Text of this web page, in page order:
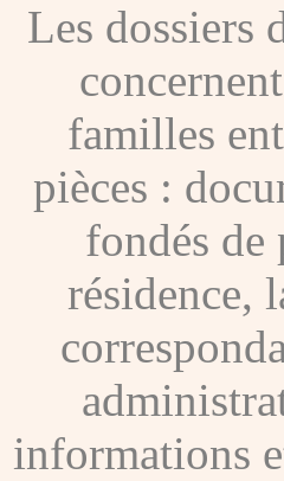
Les dossiers
familles
pièces :
fondés
résidence,
informations